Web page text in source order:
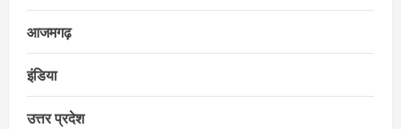
आजमगढ़
इंडिया
उत्तर प्रदेश